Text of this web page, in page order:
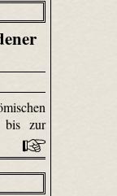
bis zur